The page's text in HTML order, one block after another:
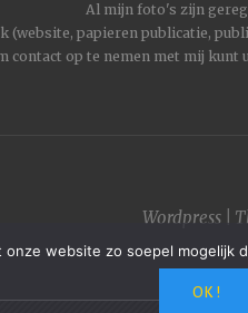
Al mijn foto's zijn
(website, papieren publicatie,
contact op te nemen met mij kunt
Wordpress|
website zo soepel
OK !